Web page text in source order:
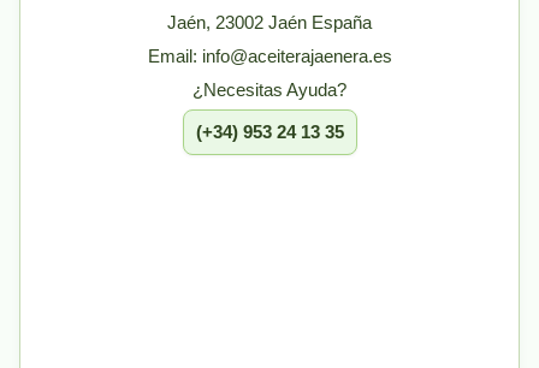
Jaén, 23002 Jaén España
Email: info@aceiterajaenera.es
¿Necesitas Ayuda?
(+34) 953 24 13 35